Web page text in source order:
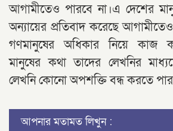
আগামীতেও পারবে না।এ দেশের
অন্যায়ের প্রতিবাদ করেছে
গণমানুষের অধিকার নিয়ে কাজ
মানুষের কথা তাদের লেখনির
লেখনি কোনো অপশক্তি বন্ধ করতে
আপনার মতামত লিখুন :